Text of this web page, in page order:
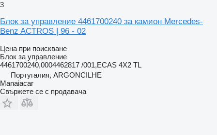
3
Блок за управление 4461700240 за камион Mercedes-
Benz ACTROS | 96 - 02
Цена при поискване
Блок за управление
4461700240,0004462817 /001,ECAS 4X2 TL
Португалия, ARGONCILHE
Manaiacar
Свържете се с продавача